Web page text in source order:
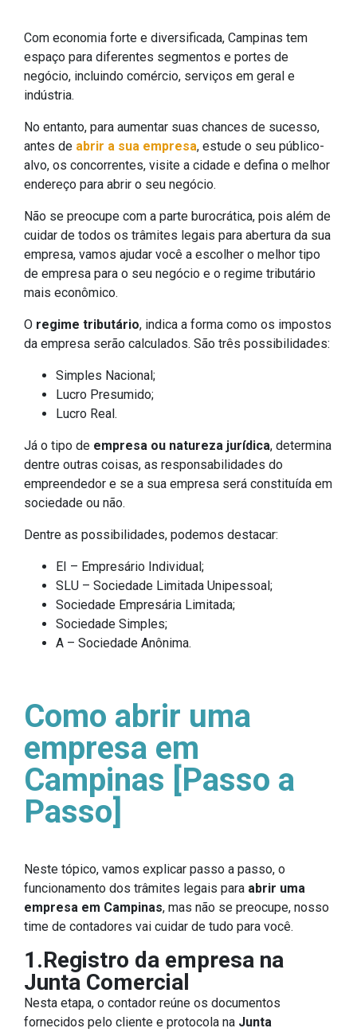
Com economia forte e diversificada, Campinas tem
espaço para diferentes segmentos e portes de
negócio, incluindo comércio, serviços em geral e
indústria.
No entanto, para aumentar suas chances de sucesso,
antes de abrir a sua empresa, estude o seu público-
alvo, os concorrentes, visite a cidade e defina o melhor
endereço para abrir o seu negócio.
Não se preocupe com a parte burocrática, pois além de
cuidar de todos os trâmites legais para abertura da sua
empresa, vamos ajudar você a escolher o melhor tipo
de empresa para o seu negócio e o regime tributário
mais econômico.
O regime tributário, indica a forma como os impostos
da empresa serão calculados. São três possibilidades:
Simples Nacional;
Lucro Presumido;
Lucro Real.
Já o tipo de empresa ou natureza jurídica, determina
dentre outras coisas, as responsabilidades do
empreendedor e se a sua empresa será constituída em
sociedade ou não.
Dentre as possibilidades, podemos destacar:
EI – Empresário Individual;
SLU – Sociedade Limitada Unipessoal;
Sociedade Empresária Limitada;
Sociedade Simples;
A – Sociedade Anônima.
Como abrir uma
empresa em
Campinas [Passo a
Passo]
Neste tópico, vamos explicar passo a passo, o
funcionamento dos trâmites legais para abrir uma
empresa em Campinas, mas não se preocupe, nosso
time de contadores vai cuidar de tudo para você.
1.Registro da empresa na
Junta Comercial
Nesta etapa, o contador reúne os documentos
fornecidos pelo cliente e protocola na Junta